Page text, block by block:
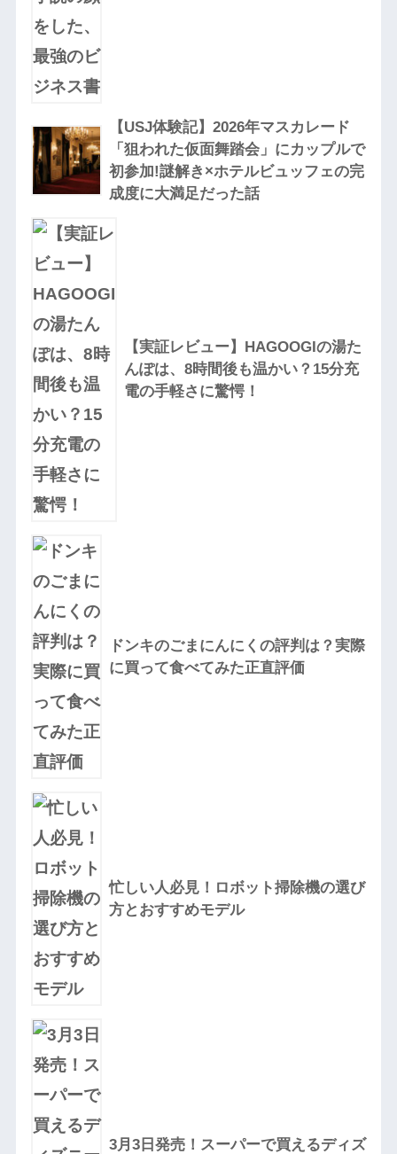
【USJ体験記】2026年マスカレード
「狙われた仮面舞踏会」にカップルで
初参加!謎解き×ホテルビュッフェの完
成度に大満足だった話
【実証レビュー】HAGOOGIの湯た
んぽは、8時間後も温かい？15分充
電の手軽さに驚愕！
ドンキのごまにんにくの評判は？実際
に買って食べてみた正直評価
忙しい人必見！ロボット掃除機の選び
方とおすすめモデル
3月3日発売！スーパーで買えるディズ